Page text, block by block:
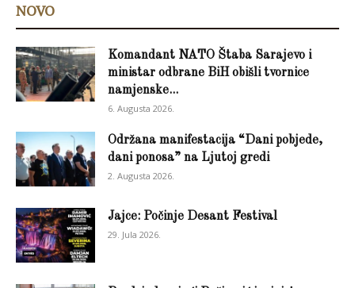
NOVO
Komandant NATO Štaba Sarajevo i
ministar odbrane BiH obišli tvornice
namjenske...
6. Augusta 2026.
Održana manifestacija “Dani pobjede,
dani ponosa” na Ljutoj gredi
2. Augusta 2026.
Jajce: Počinje Desant Festival
29. Jula 2026.